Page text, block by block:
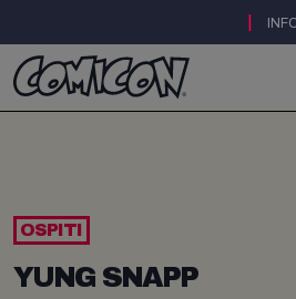
OSPITI
YUNG SNAPP